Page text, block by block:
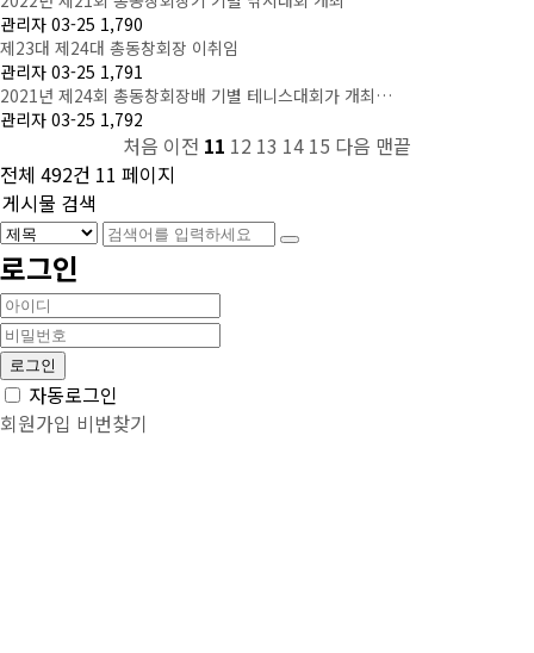
관리자 03-25 1,790
제23대 제24대 총동창회장 이취임
관리자 03-25 1,791
2021년 제24회 총동창회장배 기별 테니스대회가 개최…
관리자 03-25 1,792
처음 이전 11 12 13 14 15 다음 맨끝
전체 492건 11 페이지
게시물 검색
로그인
자동로그인
회원가입 비번찾기